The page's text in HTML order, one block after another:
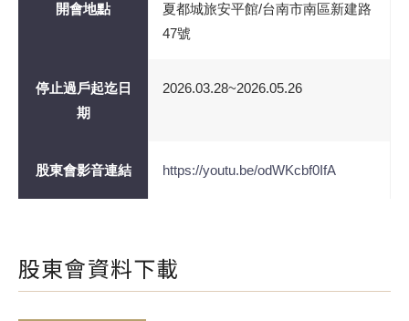
開會地點
夏都城旅安平館/台南市南區新建路
47號
停止過戶起迄日
期
2026.03.28~2026.05.26
股東會影音連結 https://youtu.be/odWKcbf0IfA
股東會資料下載